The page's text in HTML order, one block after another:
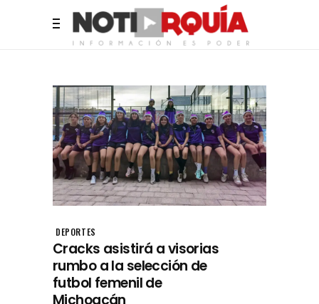
DEPORTES
Cracks asistirá a visorias
rumbo a la selección de
futbol femenil de
Michoacán